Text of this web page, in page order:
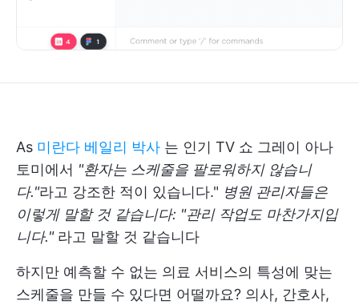
As 미란다 베일리 박사 는 인기 TV 쇼 그레이 아나
토미에서 "환자는 스케줄을 팔로워하지 않습니
다."라고 강조한 적이 있습니다." 병원 관리자들은
이렇게 말할 것 같습니다: "관리 작업도 마찬가지입
니다."라고 말할 것 같습니다
하지만 예측할 수 없는 의료 서비스의 특성에 맞는
스케줄을 만들 수 있다면 어떨까요? 의사, 간호사,